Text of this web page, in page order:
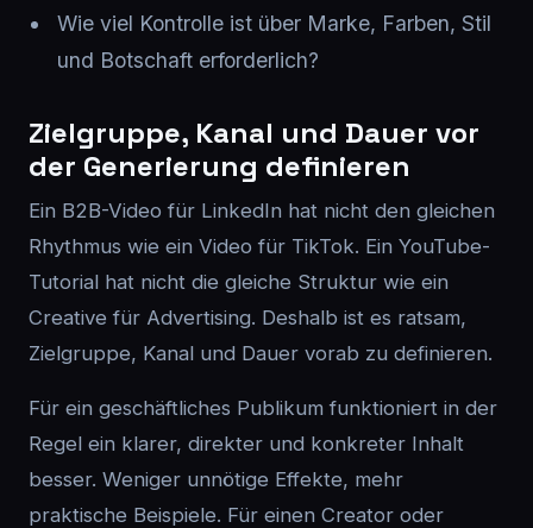
Wie viel Kontrolle ist über Marke, Farben, Stil
und Botschaft erforderlich?
Zielgruppe, Kanal und Dauer vor
der Generierung definieren
Ein B2B-Video für LinkedIn hat nicht den gleichen
Rhythmus wie ein Video für TikTok. Ein YouTube-
Tutorial hat nicht die gleiche Struktur wie ein
Creative für Advertising. Deshalb ist es ratsam,
Zielgruppe, Kanal und Dauer vorab zu definieren.
Für ein geschäftliches Publikum funktioniert in der
Regel ein klarer, direkter und konkreter Inhalt
besser. Weniger unnötige Effekte, mehr
praktische Beispiele. Für einen Creator oder